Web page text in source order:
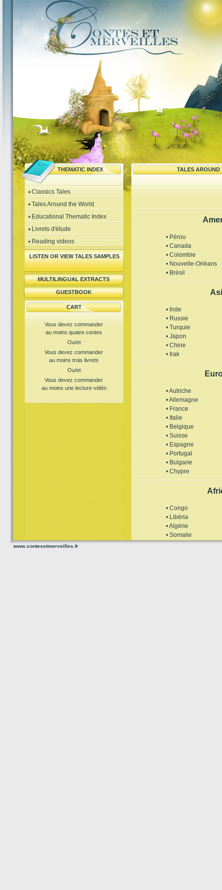
THEMATIC INDEX TALES AROUND
Classics Tales
Tales Around the World
Educational Thematic Index
Livrets d'étude
Reading videos
LISTEN OR VIEW TALES SAMPLES
MULTILINGUAL EXTRACTS
GUESTBOOK
CART
Vous devez commander
au moins quatre contes
Ou/et
Vous devez commander
au moins trois livrets
Ou/et
Vous devez commander
au moins une lecture-vidéo
• Pérou
• Canada
• Colombie
• Nouvelle-Orléans
• Brésil
• Inde
• Russie
• Turquie
• Japon
• Chine
• Irak
• Autriche
• Allemagne
• France
• Italie
• Belgique
• Suisse
• Espagne
• Portugal
• Bulgarie
• Chypre
• Congo
• Libéria
• Algérie
• Somalie
www.contesetmerveilles.fr